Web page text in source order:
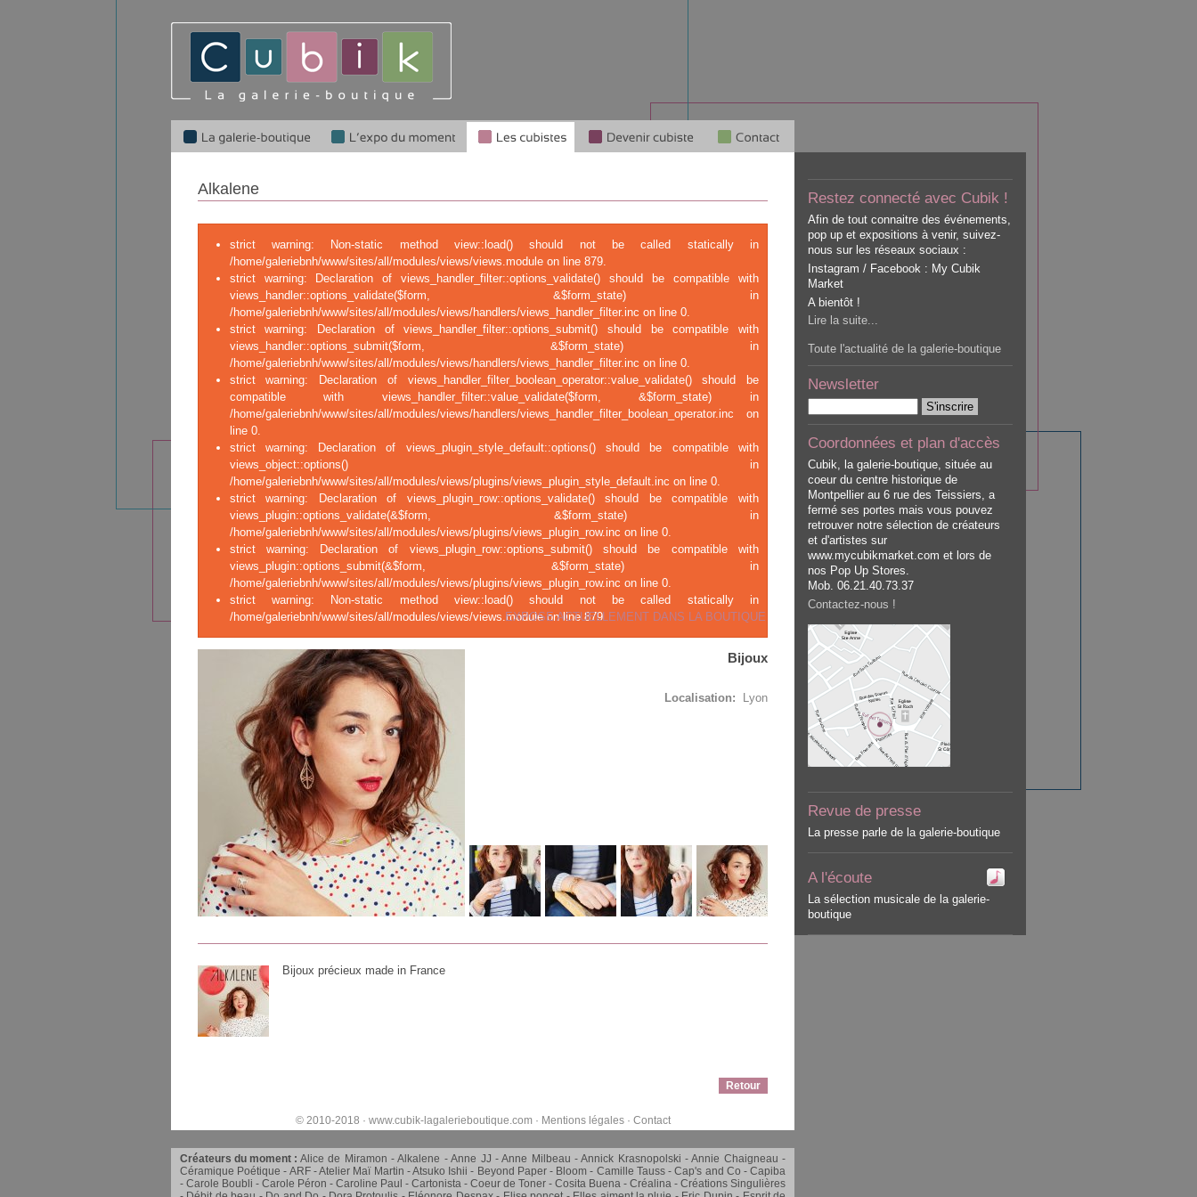
Alkalene
strict warning: Non-static method view::load() should not be called statically in
/home/galeriebnh/www/sites/all/modules/views/views.module on line 879.
strict warning: Declaration of views_handler_filter::options_validate() should be compatible with
views_handler::options_validate($form, &$form_state) in
/home/galeriebnh/www/sites/all/modules/views/handlers/views_handler_filter.inc on line 0.
strict warning: Declaration of views_handler_filter::options_submit() should be compatible with
views_handler::options_submit($form, &$form_state) in
/home/galeriebnh/www/sites/all/modules/views/handlers/views_handler_filter.inc on line 0.
strict warning: Declaration of views_handler_filter_boolean_operator::value_validate() should be
compatible with views_handler_filter::value_validate($form, &$form_state) in
/home/galeriebnh/www/sites/all/modules/views/handlers/views_handler_filter_boolean_operator.inc on
line 0.
strict warning: Declaration of views_plugin_style_default::options() should be compatible with
views_object::options() in
/home/galeriebnh/www/sites/all/modules/views/plugins/views_plugin_style_default.inc on line 0.
strict warning: Declaration of views_plugin_row::options_validate() should be compatible with
views_plugin::options_validate(&$form, &$form_state) in
/home/galeriebnh/www/sites/all/modules/views/plugins/views_plugin_row.inc on line 0.
strict warning: Declaration of views_plugin_row::options_submit() should be compatible with
views_plugin::options_submit(&$form, &$form_state) in
/home/galeriebnh/www/sites/all/modules/views/plugins/views_plugin_row.inc on line 0.
strict warning: Non-static method view::load() should not be called statically in
/home/galeriebnh/www/sites/all/modules/views/views.module on line 879.EXPOSE ACTUELLEMENT DANS LA BOUTIQUE
Bijoux
Localisation: Lyon
Bijoux précieux made in France
Retour
© 2010-2018 · www.cubik-lagalerieboutique.com· Mentions légales· Contact
Restez connecté avec Cubik !
Afin de tout connaitre des événements,
pop up et expositions à venir, suivez-
nous sur les réseaux sociaux :
Instagram / Facebook : My Cubik
Market
A bientôt !
Lire la suite...
Toute l'actualité de la galerie-boutique
Newsletter
Coordonnées et plan d'accès
Cubik, la galerie-boutique, située au
coeur du centre historique de
Montpellier au 6 rue des Teissiers, a
fermé ses portes mais vous pouvez
retrouver notre sélection de créateurs
et d'artistes sur
www.mycubikmarket.com et lors de
nos Pop Up Stores.
Mob. 06.21.40.73.37
Contactez-nous !
Revue de presse
La presse parle de la galerie-boutique
A l'écoute
La sélection musicale de la galerie-
boutique
Créateurs du moment : Alice de Miramon Alkalene Anne JJ Anne Milbeau Annick Krasnopolski
Annie Chaigneau -
Céramique Poétique
ARF Atelier Maï Martin Atsuko Ishii Beyond Paper Bloom Camille Tauss Cap's and Co
Capiba
Carole Boubli
Carole Péron Caroline Paul Cartonista Coeur de Toner Cosita Buena Créalina
Créations Singulières